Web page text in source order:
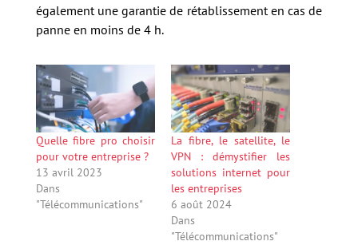
également une garantie de rétablissement en cas de
panne en moins de 4 h.
Quelle fibre pro choisir
pour votre entreprise ?
13 avril 2023
Dans
"Télécommunications"
La fibre, le satellite, le
VPN : démystifier les
solutions internet pour
les entreprises
6 août 2024
Dans
"Télécommunications"